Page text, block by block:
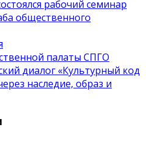
рабочий семинар
общественного
палаты СПГО
диалог «Культурный код
наследие, образ и